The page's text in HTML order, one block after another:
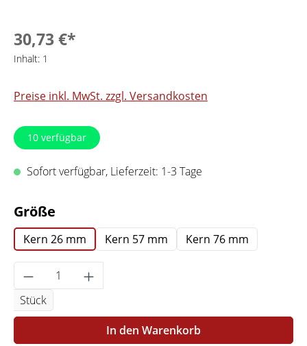
30,73 €*
Inhalt: 1
Preise inkl. MwSt. zzgl. Versandkosten
10 verfügbar
Sofort verfügbar, Lieferzeit: 1-3 Tage
Größe
Kern 26 mm Kern 57 mm Kern 76 mm
Produkt Anzahl: Gib den gewünschten
Stück
In den Warenkorb